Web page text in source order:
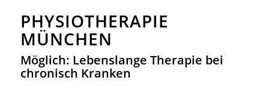
PHYSIOTHERAPIE
MÜNCHEN
Möglich: Lebenslange Therapie bei
chronisch Kranken